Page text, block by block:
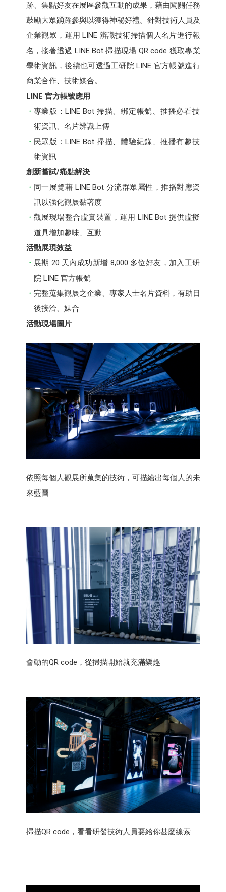
跡、集點好友在展區參觀互動的成果，藉由闖關任務
鼓勵大眾踴躍參與以獲得神秘好禮。針對技術人員及
企業觀眾，運用 LINE 辨識技術掃描個人名片進行報
名，接著透過 LINE Bot 掃描現場 QR code 獲取專業
學術資訊，後續也可透過工研院 LINE 官方帳號進行
商業合作、技術媒合。
LINE 官方帳號應用
專業版：LINE Bot 掃描、綁定帳號、推播必看技
術資訊、名片辨識上傳
民眾版：LINE Bot 掃描、體驗紀錄、推播有趣技
術資訊
創新嘗試/痛點解決
同一展覽藉 LINE Bot 分流群眾屬性，推播對應資
訊以強化觀展黏著度
觀展現場整合虛實裝置，運用 LINE Bot 提供虛擬
道具增加趣味、互動
活動展現效益
展期 20 天內成功新增 8,000 多位好友，加入工研
院 LINE 官方帳號
完整蒐集觀展之企業、專家人士名片資料，有助日
後接洽、媒合
活動現場圖片
依照每個人觀展所蒐集的技術，可描繪出每個人的未
來藍圖
會動的QR code，從掃描開始就充滿樂趣
掃描QR code，看看研發技術人員要給你甚麼線索